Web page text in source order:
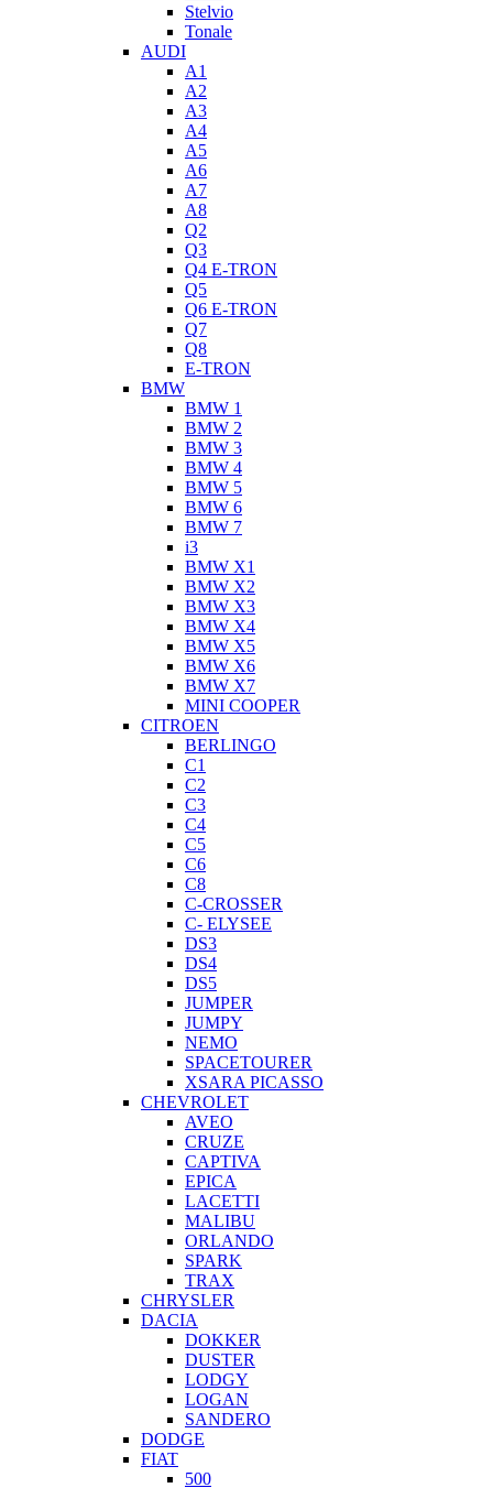
Stelvio
Tonale
AUDI
A1
A2
A3
A4
A5
A6
A7
A8
Q2
Q3
Q4 E-TRON
Q5
Q6 E-TRON
Q7
Q8
E-TRON
BMW
BMW 1
BMW 2
BMW 3
BMW 4
BMW 5
BMW 6
BMW 7
i3
BMW X1
BMW X2
BMW X3
BMW X4
BMW X5
BMW X6
BMW X7
MINI COOPER
CITROEN
BERLINGO
C1
C2
C3
C4
C5
C6
C8
C-CROSSER
C- ELYSEE
DS3
DS4
DS5
JUMPER
JUMPY
NEMO
SPACETOURER
XSARA PICASSO
CHEVROLET
AVEO
CRUZE
CAPTIVA
EPICA
LACETTI
MALIBU
ORLANDO
SPARK
TRAX
CHRYSLER
DACIA
DOKKER
DUSTER
LODGY
LOGAN
SANDERO
DODGE
FIAT
500